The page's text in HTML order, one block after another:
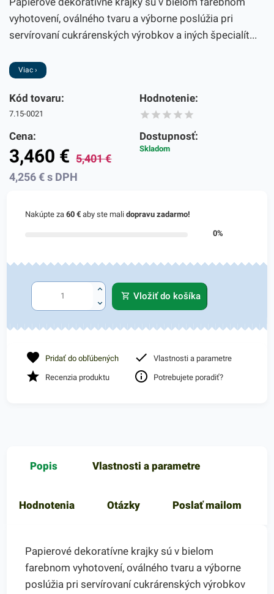
vyhotovení, oválného tvaru a výborne poslúžia pri
servírovaní cukrárenských výrobkov a iných špecialít...
Viac ›
Kód tovaru:
7.15-0021
Hodnotenie:
Cena:
3,460 € 5,401€
4,256€ s DPH
Dostupnosť:
Skladom
Nakúpte za60 € aby ste malidopravu zadarmo!
0%
Vložiť do košíka
Pridať do obľúbených Vlastnosti a parametre
Recenzia produktu Potrebujete poradiť?
Popis Vlastnosti a parametre
Hodnotenia Otázky Poslať mailom
Papierové dekoratívne krajky sú v bielom
farebnom vyhotovení, oválného tvaru a výborne
poslúžia pri servírovaní cukrárenských výrobkov